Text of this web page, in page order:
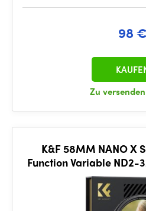
98 €
Zu versenden
K&F 58MM NANO X
Function Variable ND2-
1/4